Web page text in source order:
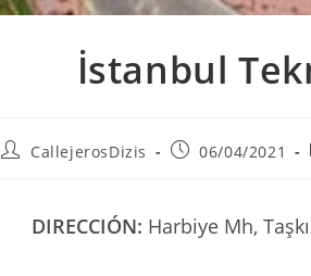
İstanbul
AutorCallejerosDizis
Publicación
06/04/2021
DIRECCIÓN: Harbiye Mh,